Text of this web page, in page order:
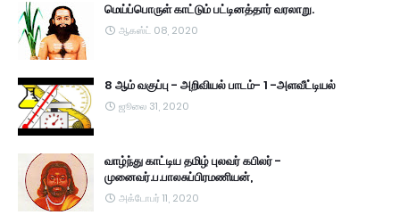
மெய்ப்பொருள் காட்டும் பட்டினத்தார் வரலாறு.
ஆகஸ்ட் 08, 2020
8 ஆம் வகுப்பு - அறிவியல் பாடம்- 1 -அளவீட்டியல்
ஜூலை 31, 2020
வாழ்ந்து காட்டிய தமிழ் புலவர் கபிலர் -
முனைவர்.ப.பாலசுப்பிரமணியன்,
அக்டோபர் 11, 2020